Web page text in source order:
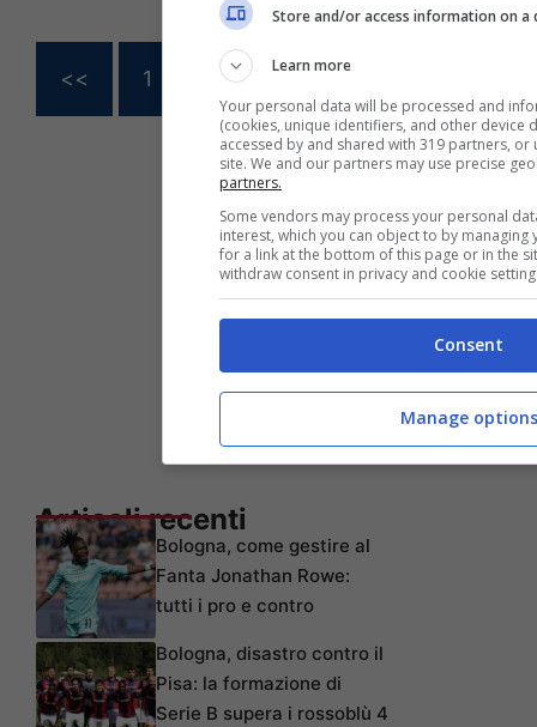
<< 1 … 165
Articoli recenti
Bologna, come gestire al
Fanta Jonathan Rowe:
tutti i pro e contro
Bologna, disastro contro il
Pisa: la formazione di
Serie B supera i rossoblù 4
Store and/or access information on a
Learn more
Your personal data will be processed and
(cookies, unique identifiers, and other device
accessed by and shared with 319 partners, or
site. We and our partners may use precise
partners.
Some vendors may process your personal
interest, which you can object to by
for a link at the bottom of this page or in the
withdraw consent in privacy and cookie
Consent
Manage options